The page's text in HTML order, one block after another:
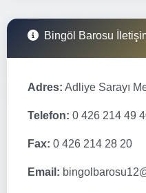
Bingöl Barosu
Adres: Adliye Sarayı
Telefon: 0 426 214 49
Fax: 0 426 214 28 20
Email: